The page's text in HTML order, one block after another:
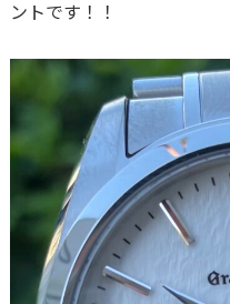
ントです！！